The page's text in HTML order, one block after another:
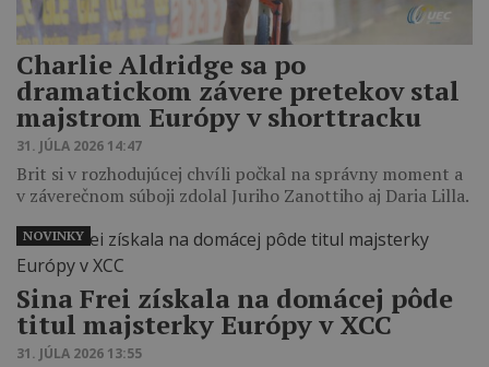
Charlie Aldridge sa po
dramatickom závere pretekov stal
majstrom Európy v shorttracku
31. JÚLA 2026 14:47
Brit si v rozhodujúcej chvíli počkal na správny moment a
v záverečnom súboji zdolal Juriho Zanottiho aj Daria Lilla.
Sina Frei získala na domácej pôde
titul majsterky Európy v XCC
31. JÚLA 2026 13:55
NOVINKY